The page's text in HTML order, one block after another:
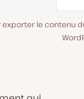
exporter le contenu